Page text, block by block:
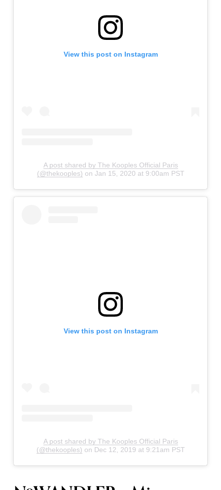
View this post on Instagram
A post shared by The Kooples Official Paris
(@thekooples) on Jan 15, 2020 at 9:00am PST
View this post on Instagram
A post shared by The Kooples Official Paris
(@thekooples) on Dec 12, 2019 at 9:21am PST